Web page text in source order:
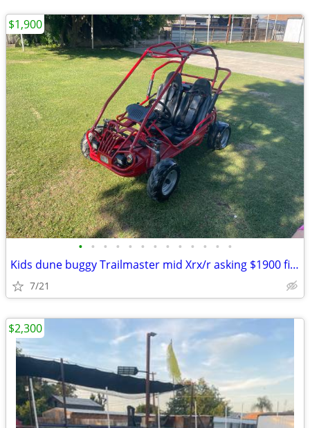
• • • • • • • • • • • • •
Kids dune buggy Trailmaster mid Xrx/r asking $1900 firm price Precio F
7/21
$1,900
$2,300